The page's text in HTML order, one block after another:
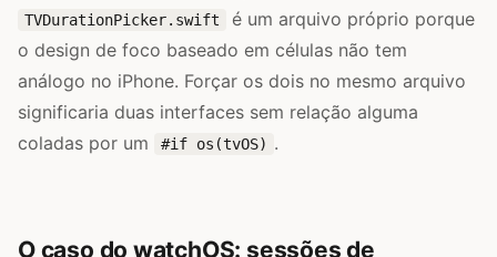
TVDurationPicker.swift
é um arquivo próprio porque
o design de foco baseado em células não tem
análogo no iPhone. Forçar os dois no mesmo arquivo
significaria duas interfaces sem relação alguma
coladas por um
#if os(tvOS) .
O caso do watchOS: sessões de